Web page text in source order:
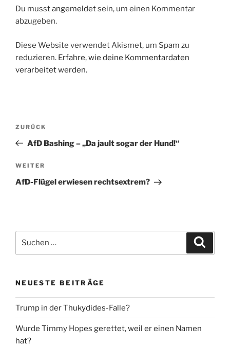
Du musstangemeldetsein, um einen Kommentar
abzugeben.
Diese Website verwendet Akismet, um Spam zu
reduzieren. Erfahre, wie deine Kommentardaten
verarbeitet werden.
Beitragsnavigation
Vorheriger
Beitrag
ZURÜCK
AfD Bashing – „Da jault sogar der Hund!“
Nächster
Beitrag
WEITER
AfD-Flügel erwiesen rechtsextrem?
nach:
NEUESTE BEITRÄGE
Trump in der Thukydides-Falle?
Wurde Timmy Hopes gerettet, weil er einen Namen
hat?